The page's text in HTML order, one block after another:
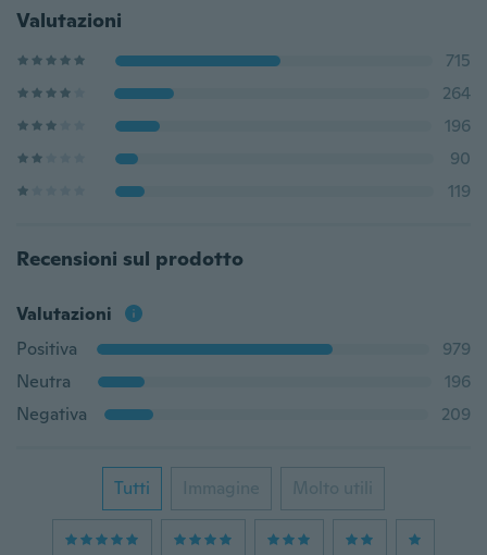
Valutazioni
715
264
196
90
119
Recensioni sul prodotto
Valutazioni
Positiva
979
Neutra
196
Negativa
209
Tutti Immagine Molto utili